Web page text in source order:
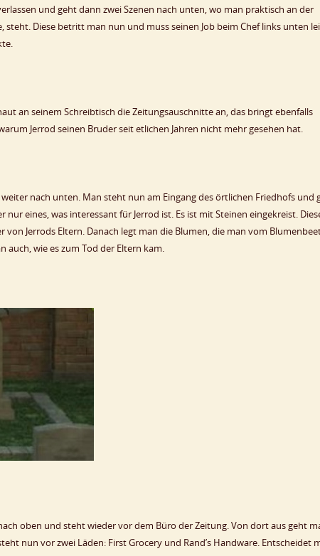
und geht dann zwei Szenen nach unten, wo man praktisch an der
Diese betritt man nun und muss seinen Job beim Chef links unten
an seinem Schreibtisch die Zeitungsauschnitte an, das bringt ebenfalls
Jerrod seinen Bruder seit etlichen Jahren nicht mehr gesehen hat.
nach unten. Man steht nun am Eingang des örtlichen Friedhofs und
nur eines, was interessant für Jerrod ist. Es ist mit Steinen eingekreist.
von Jerrods Eltern. Danach legt man die Blumen, die man vom
wie es zum Tod der Eltern kam.
oben und steht wieder vor dem Büro der Zeitung. Von dort aus geht
nun vor zwei Läden: First Grocery und Rand’s Handware. Entscheidet